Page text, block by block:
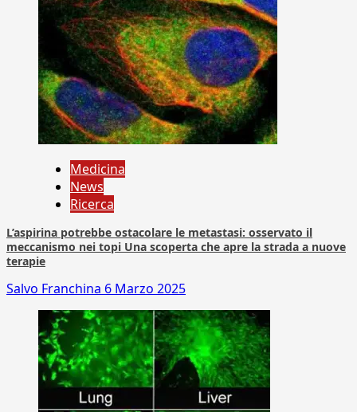
Medicina
News
Ricerca
L’aspirina potrebbe ostacolare le metastasi: osservato il
meccanismo nei topi Una scoperta che apre la strada a nuove
terapie
Salvo Franchina 6 Marzo 2025